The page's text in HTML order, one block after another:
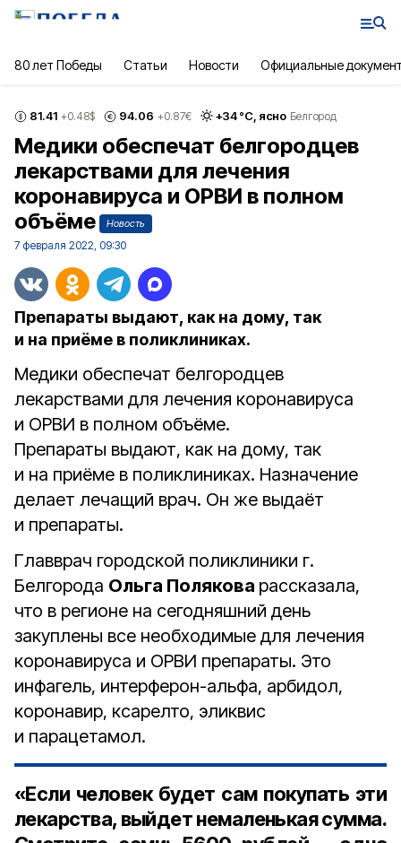
80 лет Победы Статьи Новости Официальные
81.41 +0.48$ 94.06 +0.87€ +34°С, ясно Белгород
Медики обеспечат белгородцев
лекарствами для лечения
коронавируса и ОРВИ в полном
объёме
Новость
7 февраля 2022, 09:30
Препараты выдают, как на дому, так
и на приёме в поликлиниках.
Медики обеспечат белгородцев
лекарствами для лечения коронавируса
и ОРВИ в полном объёме.
Препараты выдают, как на дому, так
и на приёме в поликлиниках. Назначение
делает лечащий врач. Он же выдаёт
и препараты.
Главврач городской поликлиники г.
Белгорода Ольга Полякова рассказала,
что в регионе на сегодняшний день
закуплены все необходимые для лечения
коронавируса и ОРВИ препараты. Это
инфагель, интерферон-альфа, арбидол,
коронавир, ксарелто, эликвис
и парацетамол.
«Если человек будет сам покупать эти
лекарства, выйдет немаленькая сумма.